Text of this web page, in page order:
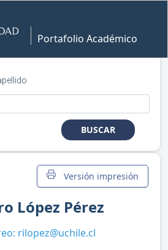
Portafolio Académico
BUSCAR
Versión impresión
López Pérez
rilopez@uchile.cl